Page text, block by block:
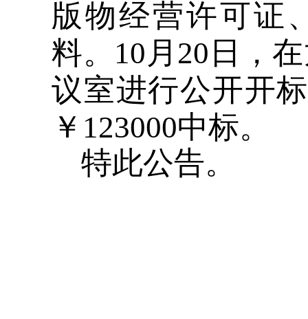
版物经营许可证
料。 10 月 20 日，在
议室进行公开开
￥ 123000中标。
特此公告。